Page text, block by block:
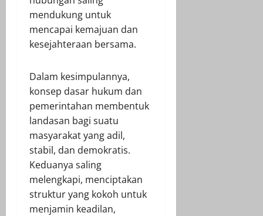
mendukung untuk
mencapai kemajuan dan
kesejahteraan bersama.
Dalam kesimpulannya,
konsep dasar hukum dan
pemerintahan membentuk
landasan bagi suatu
masyarakat yang adil,
stabil, dan demokratis.
Keduanya saling
melengkapi, menciptakan
struktur yang kokoh untuk
menjamin keadilan,